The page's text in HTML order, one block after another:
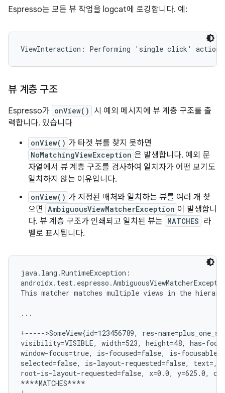
Espresso는 모든 뷰 작업을 logcat에 로깅합니다. 예:
뷰 계층 구조
Espresso가 onView()
시 예외 메시지에 뷰 계층 구조를 출
력합니다. 있습니다
onView() 가 타겟 뷰를 찾지 못하면
NoMatchingViewException 은 발생합니다. 예외 문
자열에서 뷰 계층 구조를 검사하여 일치자가 어떤 보기도
일치하지 않는 이유입니다.
onView() 가 지정된 매처와 일치하는 뷰를 여러 개 찾
으면 AmbiguousViewMatcherException 이 발생합니
다. 뷰 계층 구조가 인쇄되고 일치된 뷰는 MATCHES 라
벨로 표시됩니다.
java.lang.RuntimeException:
This matcher matches multiple views in the
...
+----->SomeView{id=123456789, res-
visibility=VISIBLE, width=523, height=48, has-
window-focus=true, is-focused=false, is-
selected=false, is-layout-requested=false, text=,
root-is-layout-requested=false, x=0.0, y=625.0,
****MATCHES****